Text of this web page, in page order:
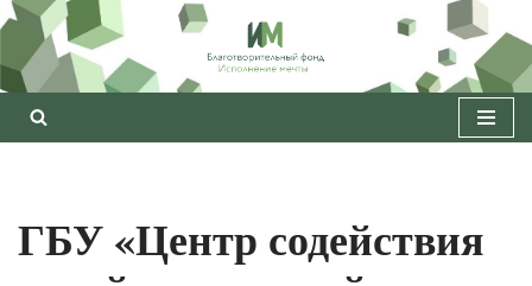
Перейти
к
содержимому
ГБУ «Центр содействия